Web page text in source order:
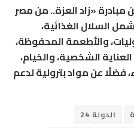
«زاد العزة.. من مصر
السلال الغذائية،
والأطعمة المحفوظة،
الشخصية، والخيام،
فضلًا عن مواد بترولية لدعم
الدولة 24